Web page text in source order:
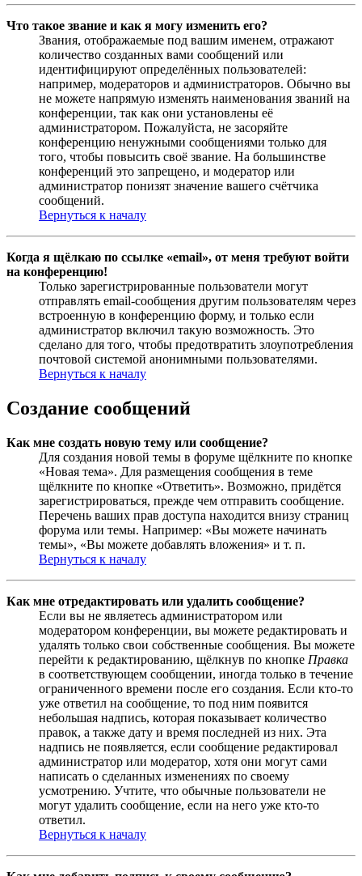
Что такое звание и как я могу изменить его?
Звания, отображаемые под вашим именем, отражают
количество созданных вами сообщений или
идентифицируют определённых пользователей:
например, модераторов и администраторов. Обычно вы
не можете напрямую изменять наименования званий на
конференции, так как они установлены её
администратором. Пожалуйста, не засоряйте
конференцию ненужными сообщениями только для
того, чтобы повысить своё звание. На большинстве
конференций это запрещено, и модератор или
администратор понизят значение вашего счётчика
сообщений.
Вернуться к началу
Когда я щёлкаю по ссылке «email», от меня требуют войти
на конференцию!
Только зарегистрированные пользователи могут
отправлять email-сообщения другим пользователям через
встроенную в конференцию форму, и только если
администратор включил такую возможность. Это
сделано для того, чтобы предотвратить злоупотребления
почтовой системой анонимными пользователями.
Вернуться к началу
Создание сообщений
Как мне создать новую тему или сообщение?
Для создания новой темы в форуме щёлкните по кнопке
«Новая тема». Для размещения сообщения в теме
щёлкните по кнопке «Ответить». Возможно, придётся
зарегистрироваться, прежде чем отправить сообщение.
Перечень ваших прав доступа находится внизу страниц
форума или темы. Например: «Вы можете начинать
темы», «Вы можете добавлять вложения» и т. п.
Вернуться к началу
Как мне отредактировать или удалить сообщение?
Если вы не являетесь администратором или
модератором конференции, вы можете редактировать и
удалять только свои собственные сообщения. Вы можете
перейти к редактированию, щёлкнув по кнопке Правка
в соответствующем сообщении, иногда только в течение
ограниченного времени после его создания. Если кто-то
уже ответил на сообщение, то под ним появится
небольшая надпись, которая показывает количество
правок, а также дату и время последней из них. Эта
надпись не появляется, если сообщение редактировал
администратор или модератор, хотя они могут сами
написать о сделанных изменениях по своему
усмотрению. Учтите, что обычные пользователи не
могут удалить сообщение, если на него уже кто-то
ответил.
Вернуться к началу